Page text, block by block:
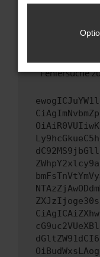
Wende dich
Wenn du alle
hast,
uns diesen
Fehlersuche